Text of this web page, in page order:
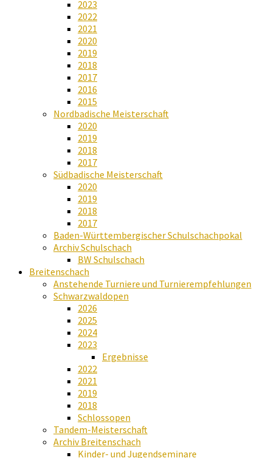
2023
2022
2021
2020
2019
2018
2017
2016
2015
Nordbadische Meisterschaft
2020
2019
2018
2017
Südbadische Meisterschaft
2020
2019
2018
2017
Baden-Württembergischer Schulschachpokal
Archiv Schulschach
BW Schulschach
Breitenschach
Anstehende Turniere und Turnierempfehlungen
Schwarzwaldopen
2026
2025
2024
2023
Ergebnisse
2022
2021
2019
2018
Schlossopen
Tandem-Meisterschaft
Archiv Breitenschach
Kinder- und Jugendseminare